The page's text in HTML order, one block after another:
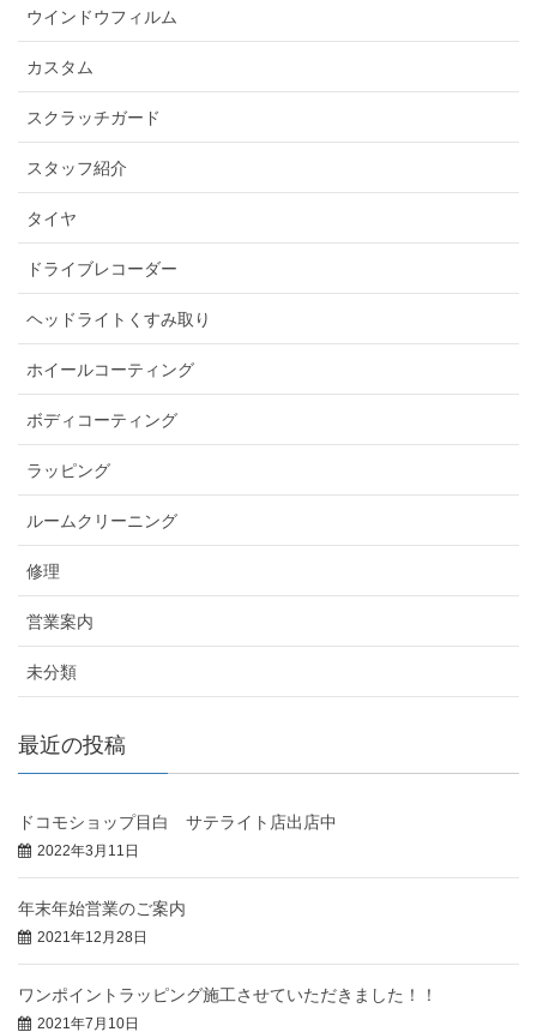
ウインドウフィルム
カスタム
スクラッチガード
スタッフ紹介
タイヤ
ドライブレコーダー
ヘッドライトくすみ取り
ホイールコーティング
ボディコーティング
ラッピング
ルームクリーニング
修理
営業案内
未分類
最近の投稿
ドコモショップ目白 サテライト店出店中
2022年3月11日
年末年始営業のご案内
2021年12月28日
ワンポイントラッピング施工させていただきました！！
2021年7月10日